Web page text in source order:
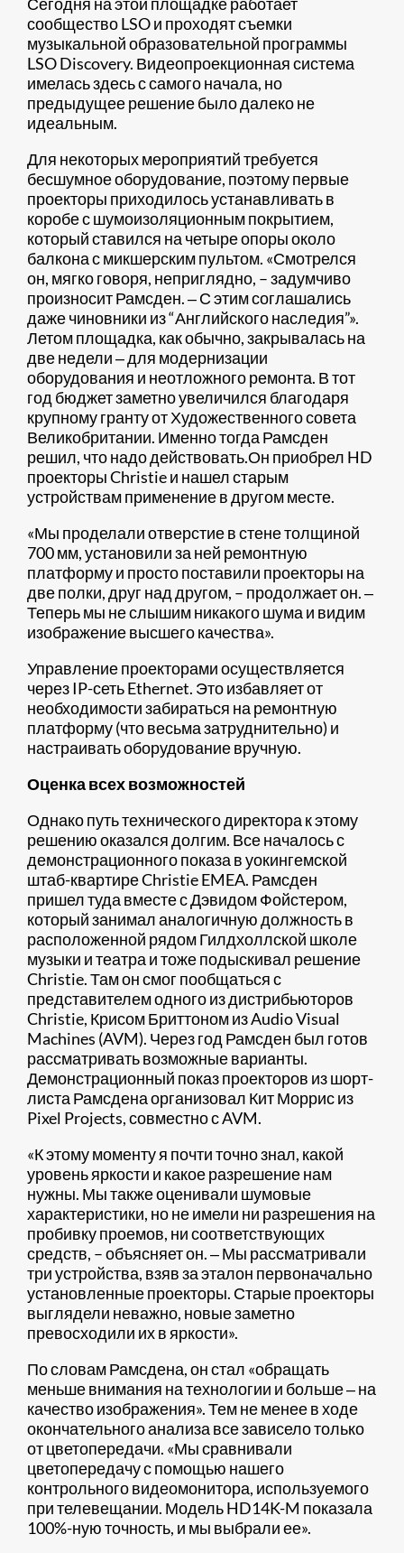
сообщество LSO и проходят съемки
музыкальной образовательной программы
LSO Discovery. Видеопроекционная система
имелась здесь с самого начала, но
предыдущее решение было далеко не
идеальным.
Для некоторых мероприятий требуется
бесшумное оборудование, поэтому первые
проекторы приходилось устанавливать в
коробе с шумоизоляционным покрытием,
который ставился на четыре опоры около
балкона с микшерским пультом. «Смотрелся
он, мягко говоря, неприглядно, – задумчиво
произносит Рамсден. ‒ С этим соглашались
даже чиновники из “Английского наследия”».
Летом площадка, как обычно, закрывалась на
две недели ‒ для модернизации
оборудования и неотложного ремонта. В тот
год бюджет заметно увеличился благодаря
крупному гранту от Художественного совета
Великобритании. Именно тогда Рамсден
решил, что надо действовать.Он приобрел HD
проекторы Christie и нашел старым
устройствам применение в другом месте.
«Мы проделали отверстие в стене толщиной
700 мм, установили за ней ремонтную
платформу и просто поставили проекторы на
две полки, друг над другом, – продолжает он. ‒
Теперь мы не слышим никакого шума и видим
изображение высшего качества».
Управление проекторами осуществляется
через IP-сеть Ethernet. Это избавляет от
необходимости забираться на ремонтную
платформу (что весьма затруднительно) и
настраивать оборудование вручную.
Оценка всех возможностей
Однако путь технического директора к этому
решению оказался долгим. Все началось с
демонстрационного показа в уокингемской
штаб-квартире Christie EMEA. Рамсден
пришел туда вместе с Дэвидом Фойстером,
который занимал аналогичную должность в
расположенной рядом Гилдхоллской школе
музыки и театра и тоже подыскивал решение
Christie. Там он смог пообщаться с
представителем одного из дистрибьюторов
Christie, Крисом Бриттоном из Audio Visual
Machines (AVM). Через год Рамсден был готов
рассматривать возможные варианты.
Демонстрационный показ проекторов из шорт-
листа Рамсдена организовал Кит Моррис из
Pixel Projects, совместно с AVM.
«К этому моменту я почти точно знал, какой
уровень яркости и какое разрешение нам
нужны. Мы также оценивали шумовые
характеристики, но не имели ни разрешения на
пробивку проемов, ни соответствующих
средств, – объясняет он. ‒ Мы рассматривали
три устройства, взяв за эталон первоначально
установленные проекторы. Старые проекторы
выглядели неважно, новые заметно
превосходили их в яркости».
По словам Рамсдена, он стал «обращать
меньше внимания на технологии и больше ‒ на
качество изображения». Тем не менее в ходе
окончательного анализа все зависело только
от цветопередачи. «Мы сравнивали
цветопередачу с помощью нашего
контрольного видеомонитора, используемого
при телевещании. Модель HD14K-M показала
100%-ную точность, и мы выбрали ее».